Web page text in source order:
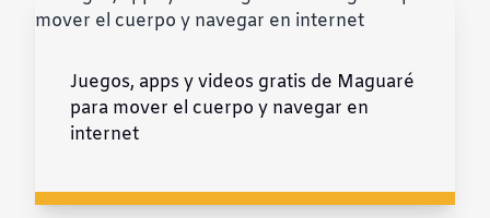
Juegos, apps y videos gratis de Maguaré
para mover el cuerpo y navegar en
internet